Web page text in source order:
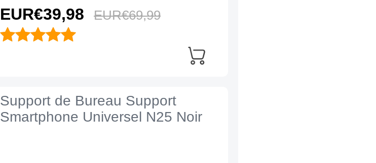
EUR€39,98 EUR€69,99
Support de Bureau Support
Smartphone Universel N25 Noir